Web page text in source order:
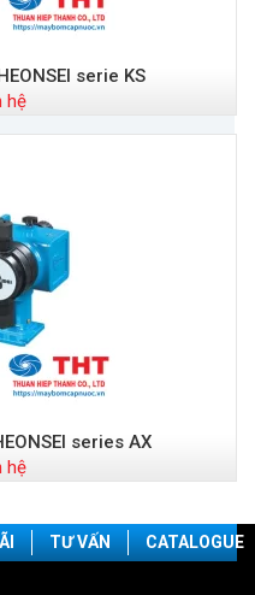
serie KS
hệ
series AX
hệ
TƯ VẤN CATALOGUE